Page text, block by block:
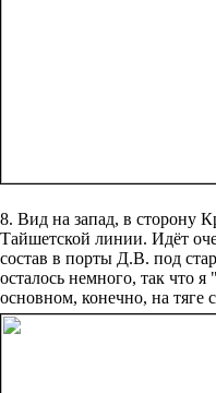
8. Вид на запад, в сторону
Тайшетской линии. Идёт
состав в порты Д.В. под
осталось немного, так что
основном, конечно, на тяге